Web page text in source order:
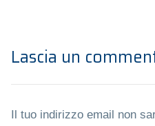
Lascia un
Il tuo indirizzo email non